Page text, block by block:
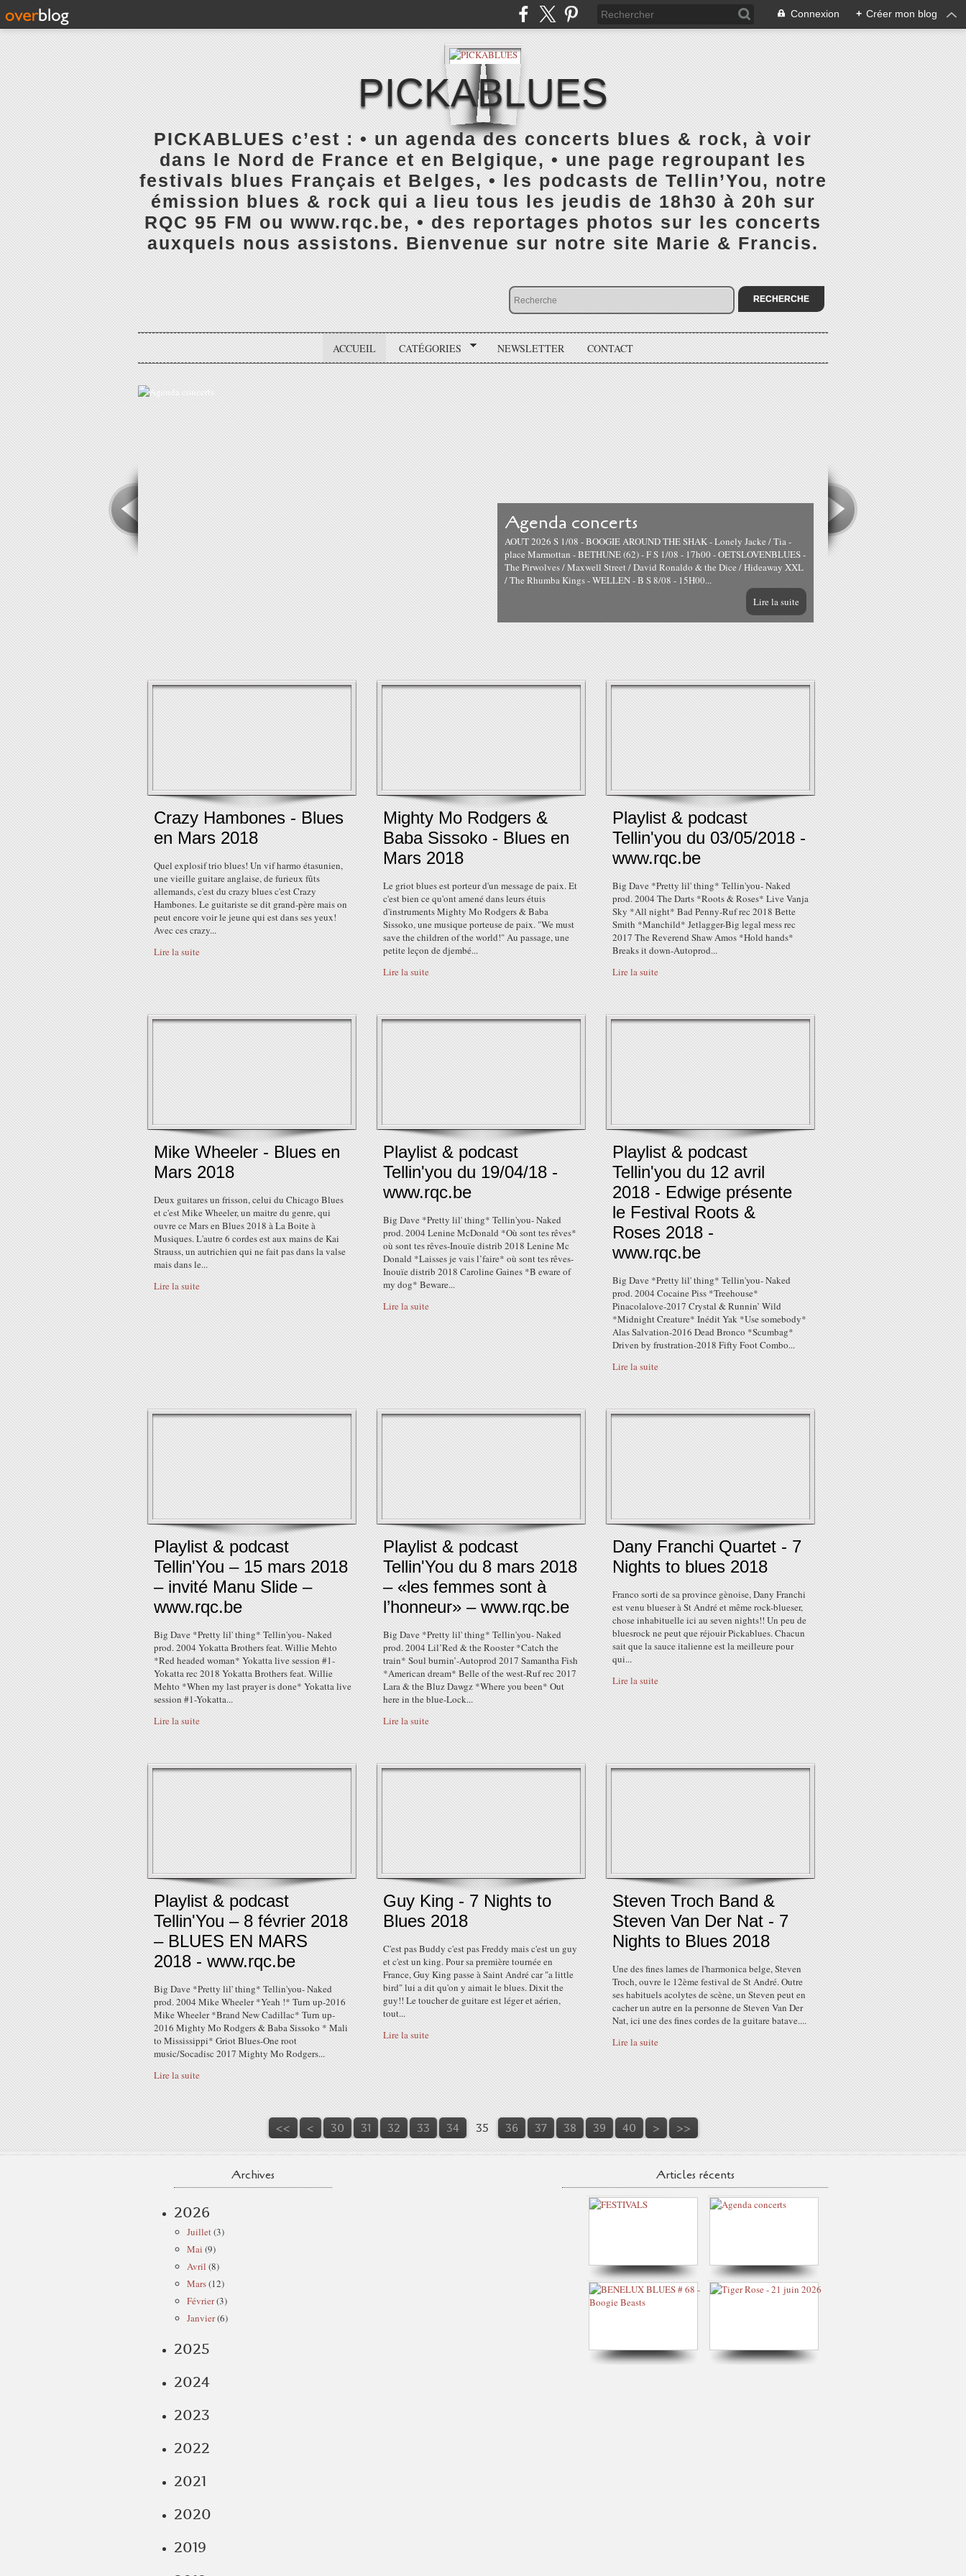
Connexion + Créer mon blog
PICKABLUES
PICKABLUES c’est : • un agenda des concerts blues & rock, à voir
dans le Nord de France et en Belgique, • une page regroupant les
festivals blues Français et Belges, • les podcasts de Tellin’You, notre
émission blues & rock qui a lieu tous les jeudis de 18h30 à 20h sur
RQC 95 FM ou www.rqc.be, • des reportages photos sur les concerts
auxquels nous assistons. Bienvenue sur notre site Marie & Francis.
ACCUEIL CATÉGORIES NEWSLETTER CONTACT
Agenda concerts
AOUT 2026 S 1/08 - BOOGIE AROUND THE SHAK - Lonely Jacke / Tia -
place Marmottan - BETHUNE (62) - F S 1/08 - 17h00 - OETSLOVENBLUES -
The Pirwolves / Maxwell Street / David Ronaldo & the Dice / Hideaway XXL
/ The Rhumba Kings - WELLEN - B S 8/08 - 15H00...
Lire la suite
Crazy Hambones - Blues
en Mars 2018
Quel explosif trio blues! Un vif harmo étasunien,
une vieille guitare anglaise, de furieux fûts
allemands, c'est du crazy blues c'est Crazy
Hambones. Le guitariste se dit grand-père mais on
peut encore voir le jeune qui est dans ses yeux!
Avec ces crazy...
Lire la suite
Mighty Mo Rodgers &
Baba Sissoko - Blues en
Mars 2018
Le griot blues est porteur d'un message de paix. Et
c'est bien ce qu'ont amené dans leurs étuis
d'instruments Mighty Mo Rodgers & Baba
Sissoko, une musique porteuse de paix. "We must
save the children of the world!" Au passage, une
petite leçon de djembé...
Lire la suite
Playlist & podcast
Tellin'you du 03/05/2018 -
www.rqc.be
Big Dave *Pretty lil' thing* Tellin'you- Naked
prod. 2004 The Darts *Roots & Roses* Live Vanja
Sky *All night* Bad Penny-Ruf rec 2018 Bette
Smith *Manchild* Jetlagger-Big legal mess rec
2017 The Reverend Shaw Amos *Hold hands*
Breaks it down-Autoprod...
Lire la suite
Mike Wheeler - Blues en
Mars 2018
Deux guitares un frisson, celui du Chicago Blues
et c'est Mike Wheeler, un maitre du genre, qui
ouvre ce Mars en Blues 2018 à La Boite à
Musiques. L'autre 6 cordes est aux mains de Kai
Strauss, un autrichien qui ne fait pas dans la valse
mais dans le...
Lire la suite
Playlist & podcast
Tellin'you du 19/04/18 -
www.rqc.be
Big Dave *Pretty lil' thing* Tellin'you- Naked
prod. 2004 Lenine McDonald *Où sont tes rêves*
où sont tes rêves-Inouïe distrib 2018 Lenine Mc
Donald *Laisses je vais l’faire* où sont tes rêves-
Inouïe distrib 2018 Caroline Gaines *B eware of
my dog* Beware...
Lire la suite
Playlist & podcast
Tellin'you du 12 avril
2018 - Edwige présente
le Festival Roots &
Roses 2018 -
www.rqc.be
Big Dave *Pretty lil' thing* Tellin'you- Naked
prod. 2004 Cocaine Piss *Treehouse*
Pinacolalove-2017 Crystal & Runnin’ Wild
*Midnight Creature* Inédit Yak *Use somebody*
Alas Salvation-2016 Dead Bronco *Scumbag*
Driven by frustration-2018 Fifty Foot Combo...
Lire la suite
Playlist & podcast
Tellin'You – 15 mars 2018
– invité Manu Slide –
www.rqc.be
Big Dave *Pretty lil' thing* Tellin'you- Naked
prod. 2004 Yokatta Brothers feat. Willie Mehto
*Red headed woman* Yokatta live session #1-
Yokatta rec 2018 Yokatta Brothers feat. Willie
Mehto *When my last prayer is done* Yokatta live
session #1-Yokatta...
Lire la suite
Playlist & podcast
Tellin'You du 8 mars 2018
– «les femmes sont à
l’honneur» – www.rqc.be
Big Dave *Pretty lil' thing* Tellin'you- Naked
prod. 2004 Lil’Red & the Rooster *Catch the
train* Soul burnin’-Autoprod 2017 Samantha Fish
*American dream* Belle of the west-Ruf rec 2017
Lara & the Bluz Dawgz *Where you been* Out
here in the blue-Lock...
Lire la suite
Dany Franchi Quartet - 7
Nights to blues 2018
Franco sorti de sa province gènoise, Dany Franchi
est venu blueser à St André et même rock-blueser,
chose inhabituelle ici au seven nights!! Un peu de
bluesrock ne peut que réjouir Pickablues. Chacun
sait que la sauce italienne est la meilleure pour
qui...
Lire la suite
Playlist & podcast
Tellin'You – 8 février 2018
– BLUES EN MARS
2018 - www.rqc.be
Big Dave *Pretty lil' thing* Tellin'you- Naked
prod. 2004 Mike Wheeler *Yeah !* Turn up-2016
Mike Wheeler *Brand New Cadillac* Turn up-
2016 Mighty Mo Rodgers & Baba Sissoko * Mali
to Mississippi* Griot Blues-One root
music/Socadisc 2017 Mighty Mo Rodgers...
Lire la suite
Guy King - 7 Nights to
Blues 2018
C'est pas Buddy c'est pas Freddy mais c'est un guy
et c'est un king. Pour sa première tournée en
France, Guy King passe à Saint André car "a little
bird" lui a dit qu'on y aimait le blues. Dixit the
guy!! Le toucher de guitare est léger et aérien,
tout...
Lire la suite
Steven Troch Band &
Steven Van Der Nat - 7
Nights to Blues 2018
Une des fines lames de l'harmonica belge, Steven
Troch, ouvre le 12ème festival de St André. Outre
ses habituels acolytes de scène, un Steven peut en
cacher un autre en la personne de Steven Van Der
Nat, ici une des fines cordes de la guitare batave....
Lire la suite
<< < 10
20
30 31 32 33 34 35 36 37 38 39 40 50
> >>
Archives
2026
Juillet(3)
Mai (9)
Avril (8)
Mars(12)
Février(3)
Janvier(6)
2025
2024
2023
2022
2021
2020
2019
Articles récents